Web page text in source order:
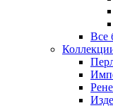
Все